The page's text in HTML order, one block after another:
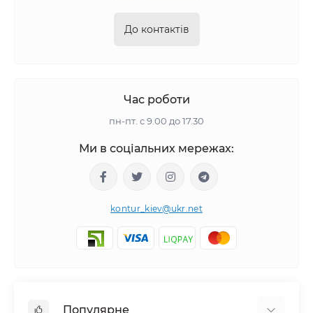
До контактів
Час роботи
пн-пт. с 9.00 до 17.30
Ми в соціальних мережах:
kontur_kiev@ukr.net
Популярне